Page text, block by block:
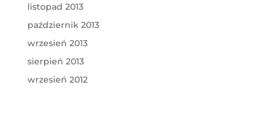
listopad 2013
październik 2013
wrzesień 2013
sierpień 2013
wrzesień 2012